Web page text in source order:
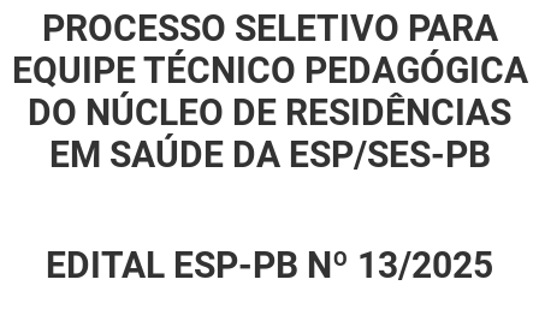
Meio Ambiente e Sustentabilidade
Mulher e da Diversidade Humana
Planejamento, Orçamento e Gestão
Representação Institucional
FUNAD
FUNDAC
PROCESSO SELETIVO PARA
EQUIPE TÉCNICO PEDAGÓGICA
DO NÚCLEO DE RESIDÊNCIAS
EM SAÚDE DA ESP/SES-PB
EDITAL ESP-PB Nº 13/2025